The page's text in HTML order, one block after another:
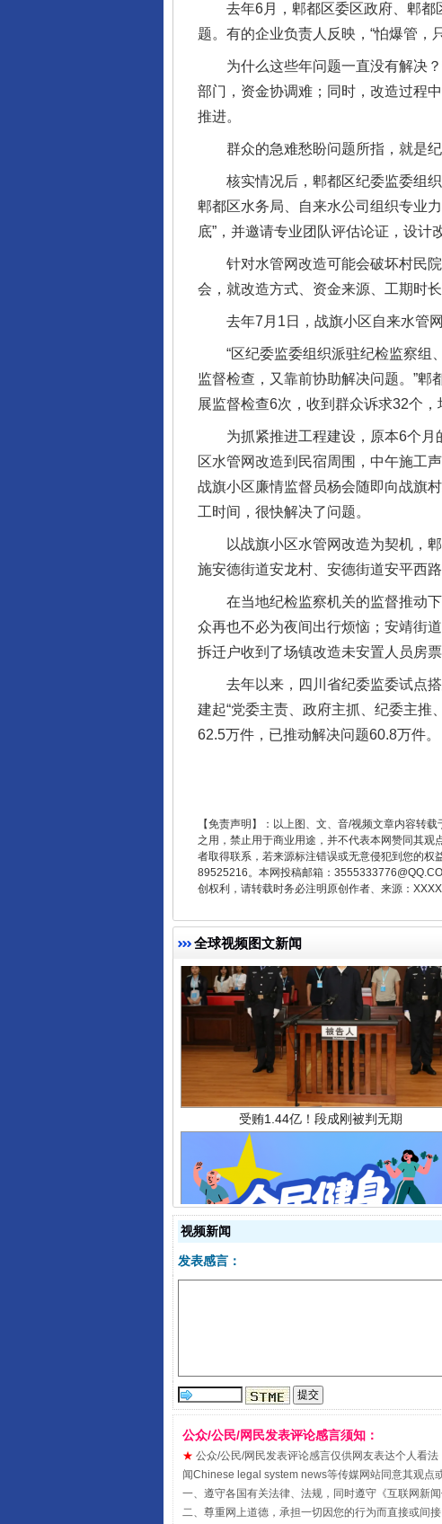
去年6月，郫都区委区政府、郫都
题。有的企业负责人反映，“怕爆管，
为什么这些年问题一直没有解决？
部门，资金协调难；同时，改造过程
推进。
群众的急难愁盼问题所指，就是纪
核实情况后，郫都区纪委监委组织
郫都区水务局、自来水公司组织专业
底”，并邀请专业团队评估论证，设计
针对水管网改造可能会破坏村民院
会，就改造方式、资金来源、工期时
去年7月1日，战旗小区自来水管网
“区纪委监委组织派驻纪检监察组、
监督检查，又靠前协助解决问题。”
展监督检查6次，收到群众诉求32个
为抓紧推进工程建设，原本6个月的
区水管网改造到民宿周围，中午施工
战旗小区廉情监督员杨会随即向战旗
工时间，很快解决了问题。
以战旗小区水管网改造为契机，郫
施安德街道安龙村、安德街道安平西
在当地纪检监察机关的监督推动下
众再也不必为夜间出行烦恼；安靖街
拆迁户收到了场镇改造未安置人员房
去年以来，四川省纪委监委试点搭建
建起“党委主责、政府主抓、纪委主推
62.5万件，已推动解决问题60.8万件。
【免责声明】：以上图、文、音/视频文章内容转
之用，禁止用于商业用途，并不代表本网赞同其
者取得联系，若来源标注错误或无意侵犯到您的
89525216。本网投稿邮箱：
创权利，请转载时务必注明原创作者、来源：
全球视频图文新闻
完善运行机制助力责任有效落实
东山县通报“牛蛙产品抗生素超标问题”
千年窑火 生生不息
受贿1.44亿！段成刚被判无期
全民健身五年计划来了！等你上场
阿坝州三大球赛在茂县开幕
视频新闻
发表感言：
公众/公民/网民发表评论感言须知：
★ 公众/公民/网民发表评论感言仅供网友表达个人看
闻Chinese legal system news等传媒网站同意其观点
一、遵守各国有关法律、法规，同时遵守《互联网新
二、尊重网上道德，承担一切因您的行为而直接或间接